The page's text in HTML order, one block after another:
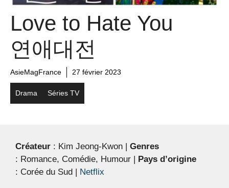
Love to Hate You
연애대전
AsieMagFrance 27 février 2023
Drama Séries TV
Créateur : Kim Jeong-Kwon | Genres
: Romance, Comédie, Humour | Pays d’origine
: Corée du Sud | Netflix